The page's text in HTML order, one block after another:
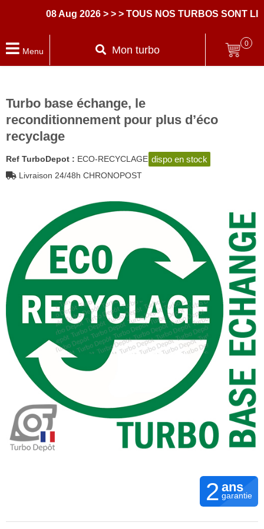
08 Aug 2026 > > > TOUS NOS TURBOS SONT
Menu Mon turbo
0
Turbo base échange, le
reconditionnement pour plus d’éco
recyclage
Ref TurboDepot : ECO-RECYCLAGE dispo en stock
Livraison 24/48h CHRONOPOST
2 ans
garantie